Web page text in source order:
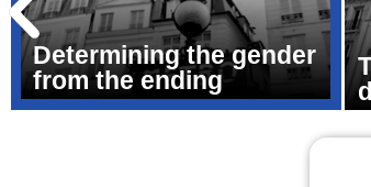
Determining the gender
from the ending